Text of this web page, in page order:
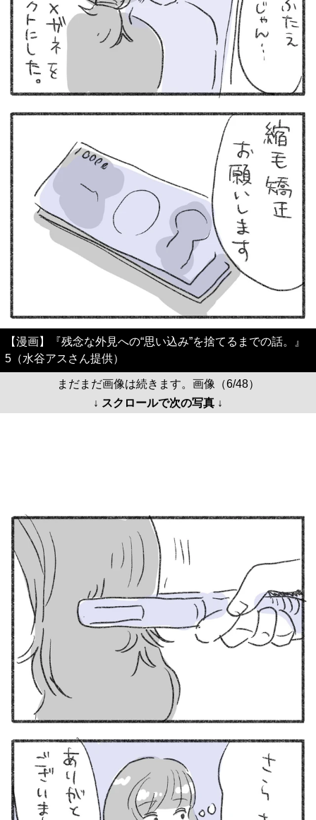
【漫画】『残念な外見への“思い込み”を捨てるまでの話。』
5（水谷アスさん提供）
まだまだ画像は続きます。画像（6/48）
↓ スクロールで次の写真 ↓